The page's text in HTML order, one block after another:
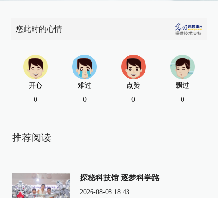
您此时的心情
开心
0
难过
0
点赞
0
飘过
0
推荐阅读
探秘科技馆 逐梦科学路
2026-08-08 18:43